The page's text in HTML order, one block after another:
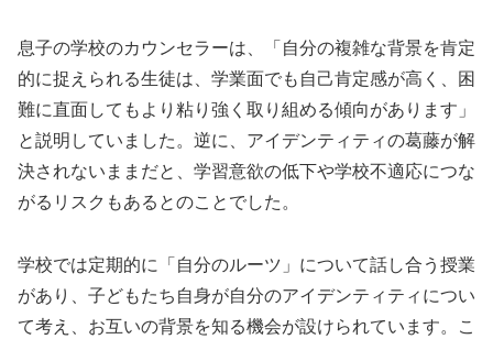
息子の学校のカウンセラーは、「自分の複雑な背景を肯定
的に捉えられる生徒は、学業面でも自己肯定感が高く、困
難に直面してもより粘り強く取り組める傾向があります」
と説明していました。逆に、アイデンティティの葛藤が解
決されないままだと、学習意欲の低下や学校不適応につな
がるリスクもあるとのことでした。
学校では定期的に「自分のルーツ」について話し合う授業
があり、子どもたち自身が自分のアイデンティティについ
て考え、お互いの背景を知る機会が設けられています。こ